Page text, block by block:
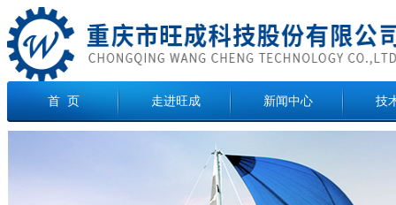
首 页 走进旺成 新闻中心 技